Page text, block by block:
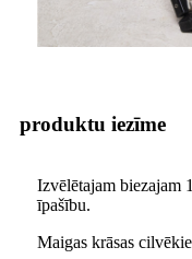
produktu iezīme
Izvēlētajam biezajam
īpašību.
Maigas krāsas